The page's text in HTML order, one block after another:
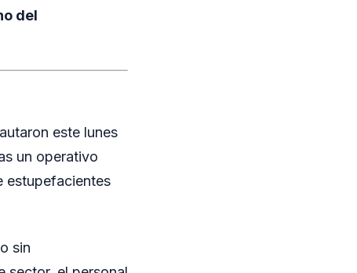
del
este lunes
un operativo
estupefacientes
sin